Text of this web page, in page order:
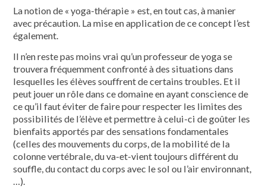
La notion de « yoga-thérapie » est, en tout cas, à manier
avec précaution. La mise en application de ce concept l’est
également.
Il n’en reste pas moins vrai qu’un professeur de yoga se
trouvera fréquemment confronté à des situations dans
lesquelles les élèves souffrent de certains troubles. Et il
peut jouer un rôle dans ce domaine en ayant conscience de
ce qu’il faut éviter de faire pour respecter les limites des
possibilités de l’élève et permettre à celui-ci de goûter les
bienfaits apportés par des sensations fondamentales
(celles des mouvements du corps, de la mobilité de la
colonne vertébrale, du va-et-vient toujours différent du
souffle, du contact du corps avec le sol ou l’air environnant,
…).